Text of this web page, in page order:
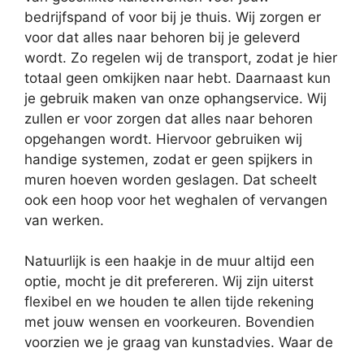
bedrijfspand of voor bij je thuis. Wij zorgen er
voor dat alles naar behoren bij je geleverd
wordt. Zo regelen wij de transport, zodat je hier
totaal geen omkijken naar hebt. Daarnaast kun
je gebruik maken van onze ophangservice. Wij
zullen er voor zorgen dat alles naar behoren
opgehangen wordt. Hiervoor gebruiken wij
handige systemen, zodat er geen spijkers in
muren hoeven worden geslagen. Dat scheelt
ook een hoop voor het weghalen of vervangen
van werken.
Natuurlijk is een haakje in de muur altijd een
optie, mocht je dit prefereren. Wij zijn uiterst
flexibel en we houden te allen tijde rekening
met jouw wensen en voorkeuren. Bovendien
voorzien we je graag van kunstadvies. Waar de